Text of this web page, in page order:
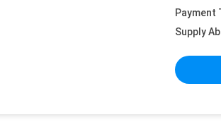
Payment
Supply